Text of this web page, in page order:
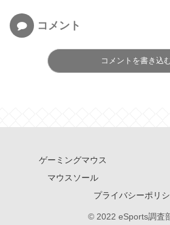
コメント
コメントを書き込
ゲーミングマウス
マウスソール
プライバシーポリ
© 2022 eSports調査